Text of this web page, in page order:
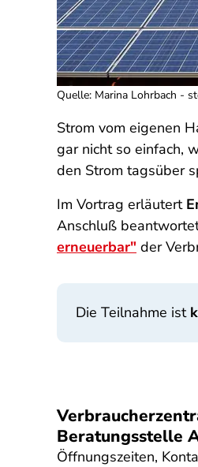
Quelle: Marina Lohrbach -
Strom vom eigenen
gar nicht so einfach,
den Strom tagsüber
Im Vortrag erläutert
Anschluß
erneuerbar" der
Die Teilnahme ist
Beratungsstelle
Öffnungszeiten,